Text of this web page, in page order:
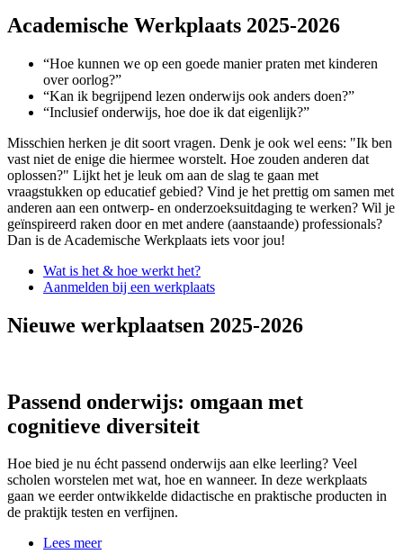
Academische Werkplaats 2025-2026
“Hoe kunnen we op een goede manier praten met kinderen
over oorlog?”
“Kan ik begrijpend lezen onderwijs ook anders doen?”
“Inclusief onderwijs, hoe doe ik dat eigenlijk?”
Misschien herken je dit soort vragen. Denk je ook wel eens: "Ik ben
vast niet de enige die hiermee worstelt. Hoe zouden anderen dat
oplossen?" Lijkt het je leuk om aan de slag te gaan met
vraagstukken op educatief gebied? Vind je het prettig om samen met
anderen aan een ontwerp- en onderzoeksuitdaging te werken? Wil je
geïnspireerd raken door en met andere (aanstaande) professionals?
Dan is de Academische Werkplaats iets voor jou!
Wat is het & hoe werkt het?
Aanmelden bij een werkplaats
Nieuwe werkplaatsen 2025-2026
Passend onderwijs: omgaan met
cognitieve diversiteit
Hoe bied je nu écht passend onderwijs aan elke leerling? Veel
scholen worstelen met wat, hoe en wanneer. In deze werkplaats
gaan we eerder ontwikkelde didactische en praktische producten in
de praktijk testen en verfijnen.
Lees meer